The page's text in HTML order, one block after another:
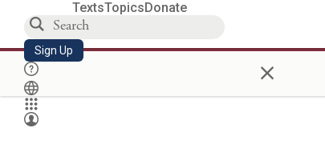
TextsTopicsDonate
Sign Up ×